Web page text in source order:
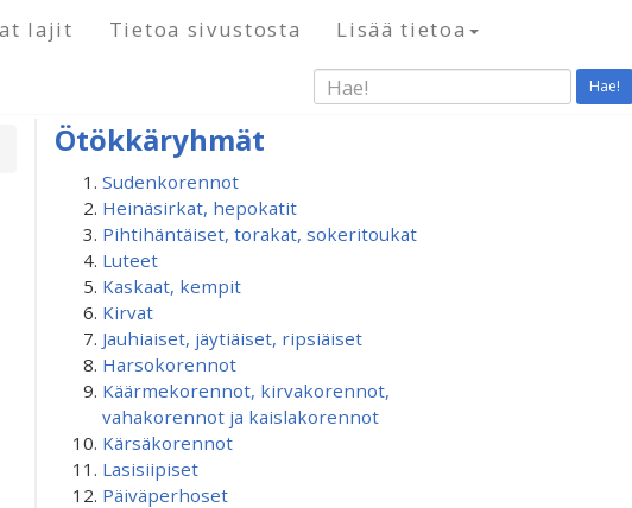
lajit Tietoa sivustosta Lisää tietoa
Hae!
Ötökkäryhmät
Sudenkorennot
Heinäsirkat, hepokatit
Pihtihäntäiset, torakat, sokeritoukat
Luteet
Kaskaat, kempit
Kirvat
Jauhiaiset, jäytiäiset, ripsiäiset
Harsokorennot
Käärmekorennot, kirvakorennot,
vahakorennot ja kaislakorennot
Kärsäkorennot
Lasisiipiset
Päiväperhoset